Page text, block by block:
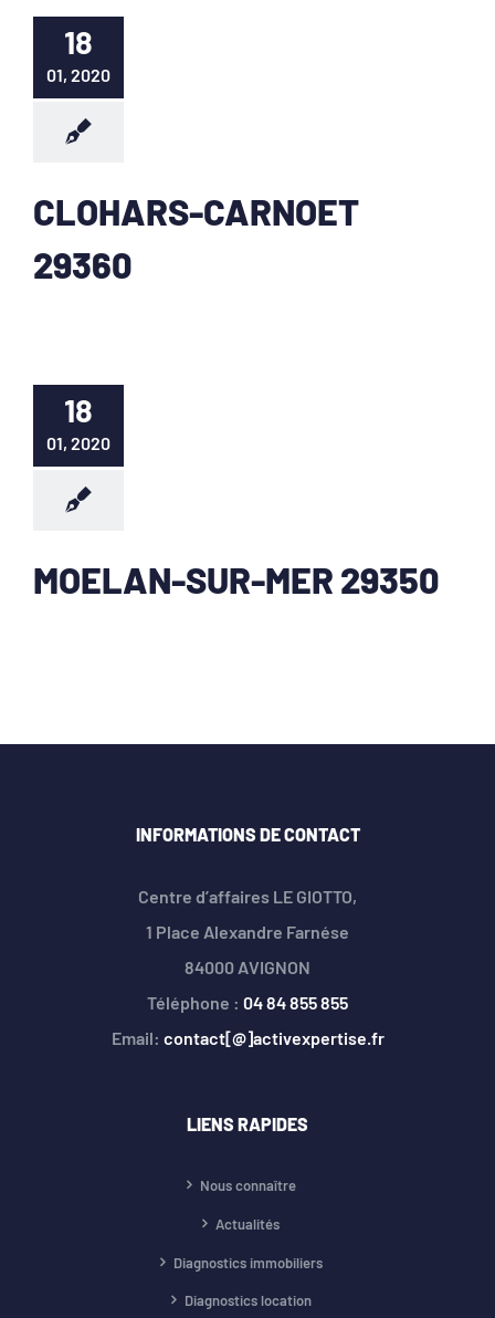
18
01, 2020
CLOHARS-CARNOET
29360
18
01, 2020
MOELAN-SUR-MER 29350
INFORMATIONS DE CONTACT
Centre d’affaires LE GIOTTO,
1 Place Alexandre Farnése
84000 AVIGNON
Téléphone : 04 84 855 855
Email: contact[@]activexpertise.fr
LIENS RAPIDES
Nous connaître
Actualités
Diagnostics immobiliers
Diagnostics location